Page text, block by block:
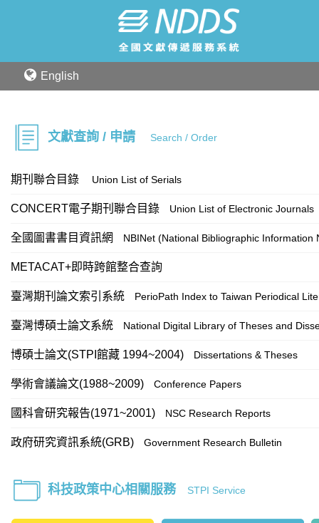
English
文獻查詢 / 申請 Search / Order
期刊聯合目錄 Union List of Serials
CONCERT電子期刊聯合目錄 Union List of Electronic Journals
全國圖書書目資訊網 NBINet (National Bibliographic Information
METACAT+即時跨館整合查詢
臺灣期刊論文索引系統 PerioPath Index to Taiwan Periodical
臺灣博碩士論文系統 National Digital Library of Theses and
博碩士論文(STPI館藏 1994~2004) Dissertations & Theses
學術會議論文(1988~2009) Conference Papers
國科會研究報告(1971~2001) NSC Research Reports
政府研究資訊系統(GRB) Government Research Bulletin
科技政策中心相關服務 STPI Service